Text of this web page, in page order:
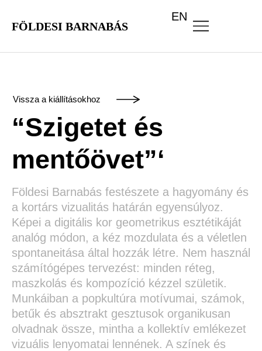
FÖLDESI BARNABÁS
EN
Vissza a kiállításokhoz
“Szigetet és
mentőövet”‘
Földesi Barnabás festészete a hagyomány és
a kortárs vizualitás határán egyensúlyoz.
Képei a digitális kor geometrikus esztétikáját
analóg módon, a kéz mozdulata és a véletlen
spontaneitása által hozzák létre. Nem használ
számítógépes tervezést: minden réteg,
maszkolás és kompozíció kézzel születik.
Munkáiban a popkultúra motívumai, számok,
betűk és absztrakt gesztusok organikusan
olvadnak össze, mintha a kollektív emlékezet
vizuális lenyomatai lennének. A színek és